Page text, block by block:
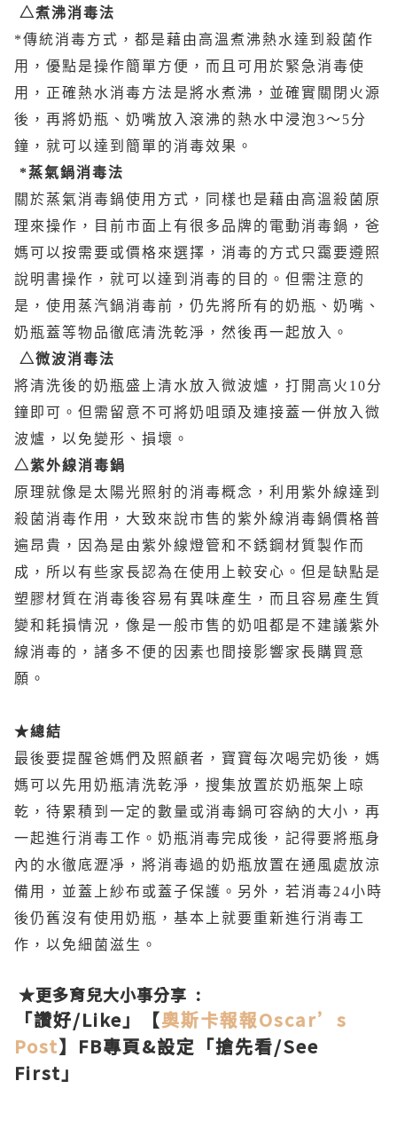
△煮沸消毒法
*傳統消毒方式，都是藉由高溫煮沸熱水達到殺菌作
用，優點是操作簡單方便，而且可用於緊急消毒使
用，正確熱水消毒方法是將水煮沸，並確實關閉火源
後，再將奶瓶、奶嘴放入滾沸的熱水中浸泡3～5分
鐘，就可以達到簡單的消毒效果。
*蒸氣鍋消毒法
關於蒸氣消毒鍋使用方式，同樣也是藉由高溫殺菌原
理來操作，目前市面上有很多品牌的電動消毒鍋，爸
媽可以按需要或價格來選擇，消毒的方式只靄要遵照
說明書操作，就可以達到消毒的目的。但需注意的
是，使用蒸汽鍋消毒前，仍先將所有的奶瓶、奶嘴、
奶瓶蓋等物品徹底清洗乾淨，然後再一起放入。
△微波消毒法
將清洗後的奶瓶盛上清水放入微波爐，打開高火10分
鐘即可。但需留意不可將奶咀頭及連接蓋一併放入微
波爐，以免變形、損壞。
△紫外線消毒鍋
原理就像是太陽光照射的消毒概念，利用紫外線達到
殺菌消毒作用，大致來說市售的紫外線消毒鍋價格普
遍昂貴，因為是由紫外線燈管和不銹鋼材質製作而
成，所以有些家長認為在使用上較安心。但是缺點是
塑膠材質在消毒後容易有異味產生，而且容易產生質
變和耗損情況，像是一般市售的奶咀都是不建議紫外
線消毒的，諸多不便的因素也間接影響家長購買意
願。
★總結
最後要提醒爸媽們及照顧者，寶寶每次喝完奶後，媽
媽可以先用奶瓶清洗乾淨，搜集放置於奶瓶架上晾
乾，待累積到一定的數量或消毒鍋可容納的大小，再
一起進行消毒工作。奶瓶消毒完成後，記得要將瓶身
內的水徹底瀝凈，將消毒過的奶瓶放置在通風處放涼
備用，並蓋上紗布或蓋子保護。另外，若消毒24小時
後仍舊沒有使用奶瓶，基本上就要重新進行消毒工
作，以免細菌滋生。
★更多育兒大小事分享 :
「讚好/Like」【奧斯卡報報Oscar’s
Post】FB專頁&設定「搶先看/See
First」